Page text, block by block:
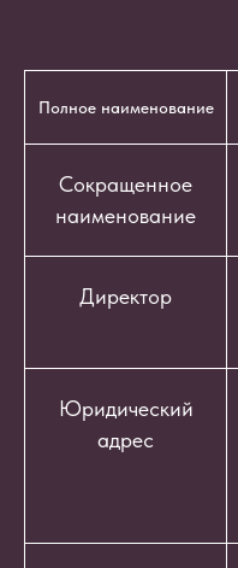
Полное наименование
Сокращенное
наименование
Директор
Юридический
адрес